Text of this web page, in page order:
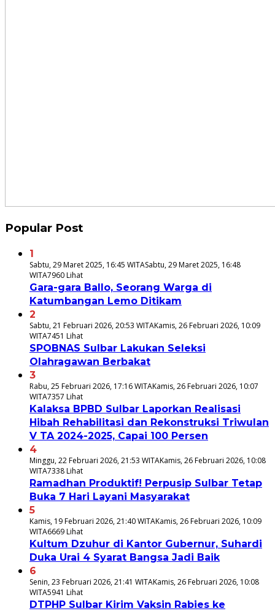
Popular Post
1
Sabtu, 29 Maret 2025, 16:45 WITASabtu, 29 Maret 2025, 16:48
WITA7960 Lihat
Gara-gara Ballo, Seorang Warga di
Katumbangan Lemo Ditikam
2
Sabtu, 21 Februari 2026, 20:53 WITAKamis, 26 Februari 2026, 10:09
WITA7451 Lihat
SPOBNAS Sulbar Lakukan Seleksi
Olahragawan Berbakat
3
Rabu, 25 Februari 2026, 17:16 WITAKamis, 26 Februari 2026, 10:07
WITA7357 Lihat
Kalaksa BPBD Sulbar Laporkan Realisasi
Hibah Rehabilitasi dan Rekonstruksi Triwulan
V TA 2024-2025, Capai 100 Persen
4
Minggu, 22 Februari 2026, 21:53 WITAKamis, 26 Februari 2026, 10:08
WITA7338 Lihat
Ramadhan Produktif! Perpusip Sulbar Tetap
Buka 7 Hari Layani Masyarakat
5
Kamis, 19 Februari 2026, 21:40 WITAKamis, 26 Februari 2026, 10:09
WITA6669 Lihat
Kultum Dzuhur di Kantor Gubernur, Suhardi
Duka Urai 4 Syarat Bangsa Jadi Baik
6
Senin, 23 Februari 2026, 21:41 WITAKamis, 26 Februari 2026, 10:08
WITA5941 Lihat
DTPHP Sulbar Kirim Vaksin Rabies ke